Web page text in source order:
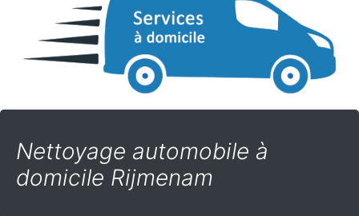
Nettoyage automobile à
domicile Rijmenam